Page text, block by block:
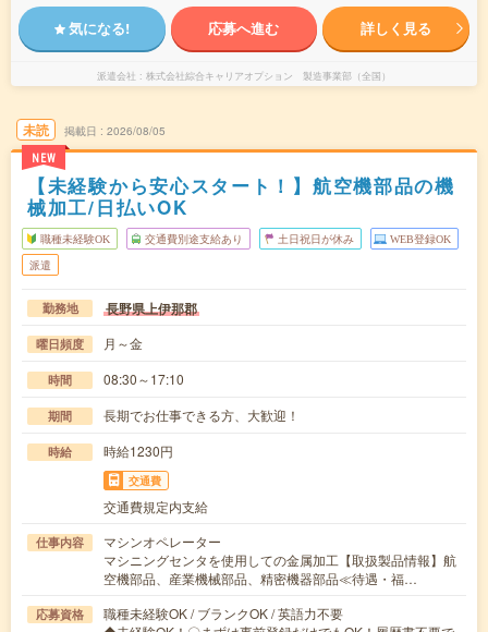
気になる! 応募へ進む 詳しく見る
派遣会社 株式会社綜合キャリアオプション 製造事業部（全国）
未読
NEW
掲載日 2026/08/05
【未経験から安心スタート！】航空機部品の機
械加工/日払いOK
職種未経験OK 交通費別途支給あり 土日祝日が休み WEB登録OK
派遣
勤務地 長野県上伊那郡
曜日頻度 月～金
時間 08:30～17:10
期間 長期でお仕事できる方、大歓迎！
時給 時給1230円
交通費
交通費規定内支給
仕事内容
マシンオペレーター
マシニングセンタを使用しての金属加工【取扱製品情報】航
空機部品、産業機械部品、精密機器部品≪待遇・福…
応募資格
職種未経験OK / ブランクOK / 英語力不要